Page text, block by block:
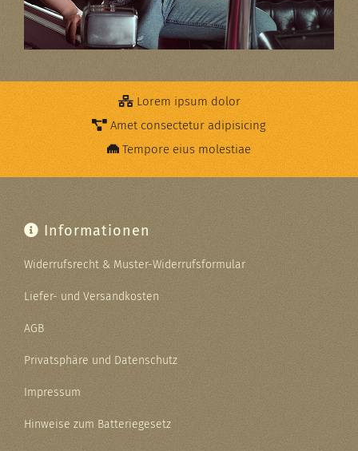
Lorem ipsum dolor
Amet consectetur adipisicing
Tempore eius molestiae
Informationen
Widerrufsrecht & Muster-Widerrufsformular
Liefer- und Versandkosten
AGB
Privatsphäre und Datenschutz
Impressum
Hinweise zum Batteriegesetz